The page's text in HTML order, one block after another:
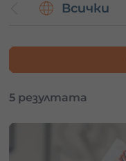
Самият
за крило на
комфортна седалка,
удоволствие от това
излитането и
излитането не е
класическия
Всички
5 резултата